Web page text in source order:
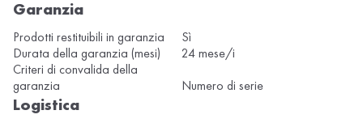
Garanzia
Prodotti restituibili in garanzia
Sì
Durata della garanzia (mesi)
24 mese/i
Criteri di convalida della
garanzia
Numero di serie
Logistica